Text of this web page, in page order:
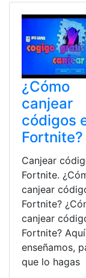
¿Cómo
canjear
códigos
Fortnite?
Canjear
Fortnite.
canjear
Fortnite?
canjear
Fortnite?
enseñamos,
que lo hagas